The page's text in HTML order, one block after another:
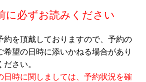
に必ずお読みください
を頂戴しておりますので、予約の
希望の日時に添いかねる場合があり
さい。
日時に関しましては、予約状況を確